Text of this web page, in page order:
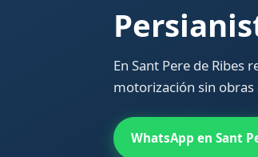
En Sant Pere de Ribes
motorización sin obras
WhatsApp en Sant